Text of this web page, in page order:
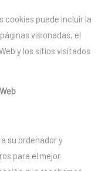
cookies puede incluir la
visionadas, el
y los sitios visitados
su ordenador y
para el mejor